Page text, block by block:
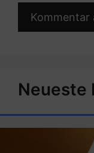
Neueste